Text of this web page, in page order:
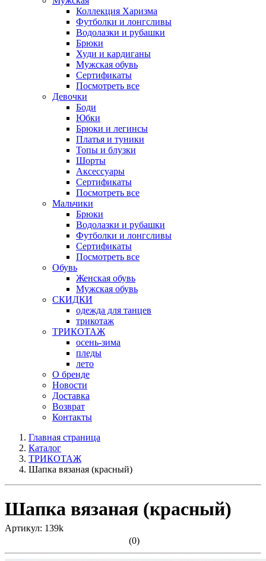
Коллекция Харизма
Футболки и лонгсливы
Водолазки и рубашки
Брюки
Худи и кардиганы
Мужская обувь
Сертификаты
Посмотреть все
Девочки
Боди
Юбки
Брюки и легинсы
Платья и туники
Топы и блузки
Шорты
Аксессуары
Сертификаты
Посмотреть все
Мальчики
Брюки
Водолазки и рубашки
Футболки и лонгсливы
Сертификаты
Посмотреть все
Обувь
Женская обувь
Мужская обувь
СКИДКИ
одежда для танцев
трикотаж
ТРИКОТАЖ
осень-зима
пледы
лето
О бренде
Новости
Доставка
Возврат
Контакты
Главная страница
Каталог
ТРИКОТАЖ
Шапка вязаная (красный)
Шапка вязаная (красный)
Артикул: 139k
(0)